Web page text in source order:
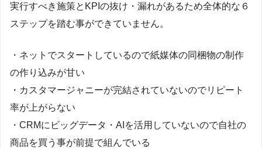
実行すべき施策とKPIの抜け・漏れがあるため全体的な６
ステップを踏む事ができていません。
・ネットでスタートしているので紙媒体の同梱物の制作
の作り込みが甘い
・カスタマージャニーが完結されていないのでリピート
率が上がらない
・CRMにビッグデータ・AIを活用していないので自社の
商品を買う事が前提で組んでいる